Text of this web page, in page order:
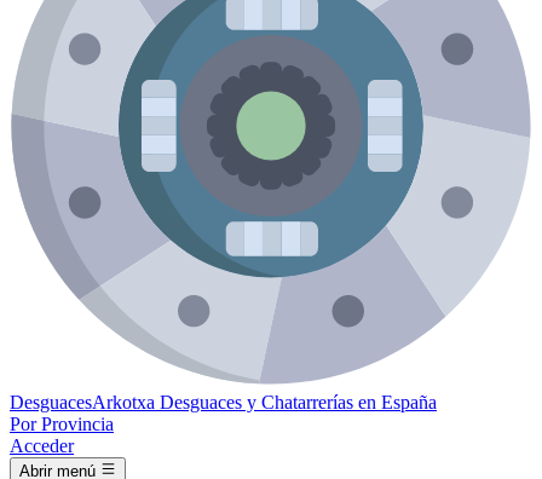
DesguacesArkotxa Desguaces y Chatarrerías en España
Por Provincia
Acceder
Abrir menú